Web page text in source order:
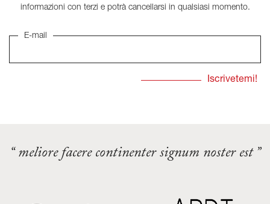
informazioni con terzi e potrà cancellarsi in qualsiasi momento.
E-mail
“ meliore facere continenter signum noster est ”